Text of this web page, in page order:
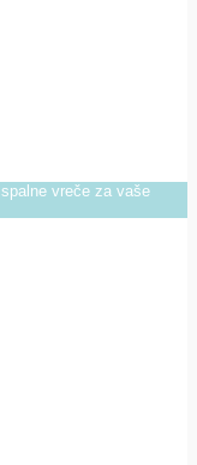
vreče za vaše